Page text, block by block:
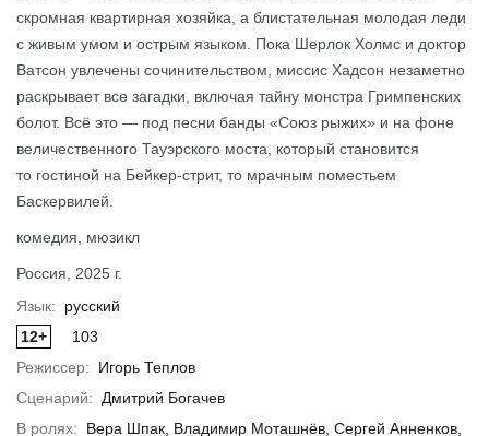
Всё, что мы потеряли Колючая
скромная квартирная хозяйка, а блистательная молодая леди
с живым умом и острым языком. Пока Шерлок Холмс и доктор
Ватсон увлечены сочинительством, миссис Хадсон незаметно
раскрывает все загадки, включая тайну монстра Гримпенских
болот. Всё это — под песни банды «Союз рыжих» и на фоне
величественного Тауэрского моста, который становится
то гостиной на Бейкер-стрит, то мрачным поместьем
Баскервилей.
комедия, мюзикл
Россия, 2025 г.
Язык:
русский
12+
103
Режиссер:
Игорь Теплов
Сценарий:
Дмитрий Богачев
В ролях:
Вера Шпак, Владимир Моташнёв, Сергей Анненков,